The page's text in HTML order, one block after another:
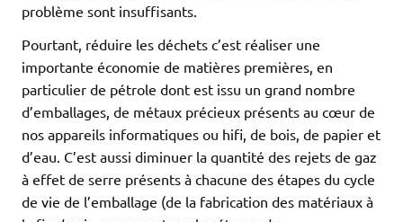
problème sont insuffisants.
Pourtant, réduire les déchets c’est réaliser une
importante économie de matières premières, en
particulier de pétrole dont est issu un grand nombre
d’emballages, de métaux précieux présents au cœur de
nos appareils informatiques ou hifi, de bois, de papier et
d’eau. C’est aussi diminuer la quantité des rejets de gaz
à effet de serre présents à chacune des étapes du cycle
de vie de l’emballage (de la fabrication des matériaux à